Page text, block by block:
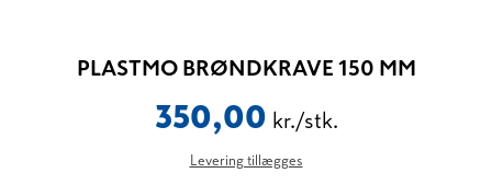
PLASTMO BRØNDKRAVE 150 MM
350,00 kr./stk.
Levering tillægges